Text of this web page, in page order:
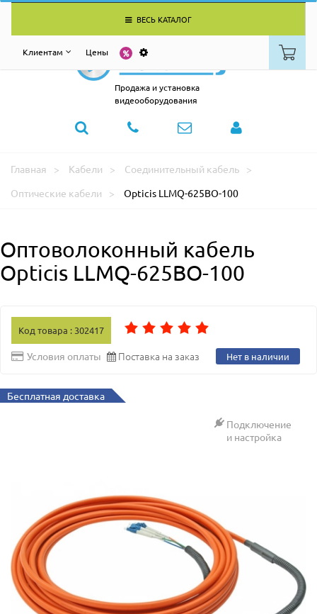
ВЕСЬ КАТАЛОГ
Клиентам Цены
Продажа и установка
видеооборудования
Главная Кабели
Соединительный кабель
Оптические кабели
Opticis LLMQ-625BO-100
Оптоволоконный кабель
Opticis LLMQ-625BO-100
Код товара : 302417
Условия оплаты Поставка на заказ Нет в наличии
Бесплатная доставка
Подключение
и настройка